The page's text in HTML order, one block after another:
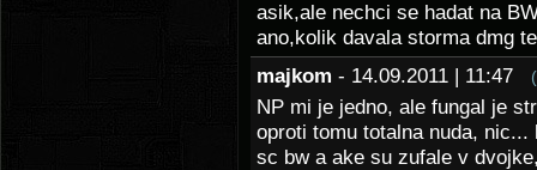
asik,ale nechci se hadat na
ano,kolik davala storma dmg
majkom - 14.09.2011 | 11:47
NP mi je jedno, ale fungal je
oproti tomu totalna nuda,
sc bw a ake su zufale v